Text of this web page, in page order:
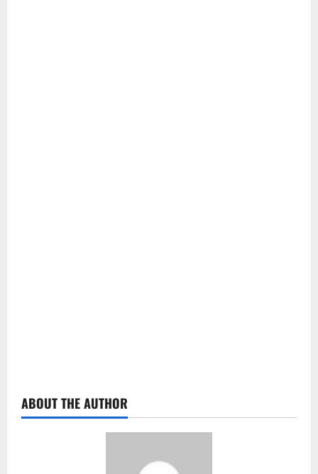
ABOUT THE AUTHOR